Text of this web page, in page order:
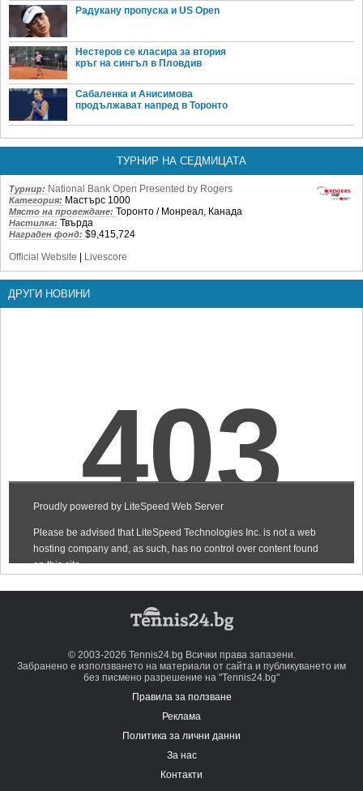
Радукану пропуска и US Open
Нестеров се класира за втория
кръг на сингъл в Пловдив
Сабаленка и Анисимова
продължават напред в Торонто
ТУРНИР НА СЕДМИЦАТА
Турнир: National Bank Open Presented by Rogers
Категория: Мастърс 1000
Място на провеждане: Торонто / Монреал, Канада
Настилка: Твърда
Награден фонд: $9,415,724
Official Website
Livescore
ДРУГИ НОВИНИ
© 2003-2026 Tennis24.bg Всички права запазени.
Забранено е използването на материали от сайта и публикуването им
без писмено разрешение на "Tennis24.bg"
Правила за ползване
Реклама
Политика за лични данни
За нас
Контакти